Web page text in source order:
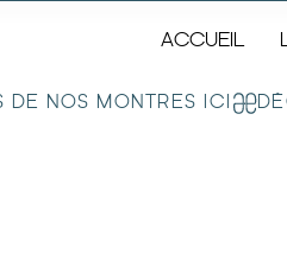
ACCUEIL
NOS MONTRES ICI